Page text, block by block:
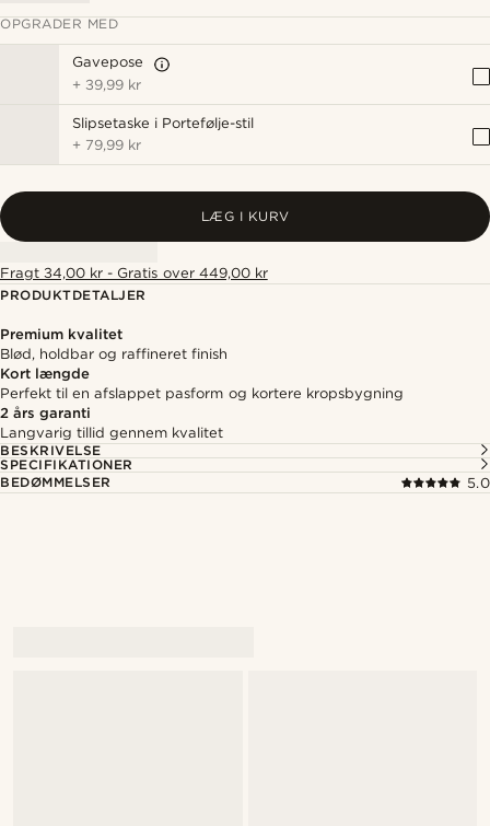
OPGRADER MED
Gavepose
+ 39,99 kr
Slipsetaske i Portefølje-stil
+ 79,99 kr
LÆG I KURV
Fragt 34,00 kr - Gratis over 449,00 kr
PRODUKTDETALJER
Premium kvalitet
Blød, holdbar og raffineret finish
Kort længde
Perfekt til en afslappet pasform og kortere kropsbygning
2 års garanti
Langvarig tillid gennem kvalitet
BESKRIVELSE
SPECIFIKATIONER
BEDØMMELSER
5.0